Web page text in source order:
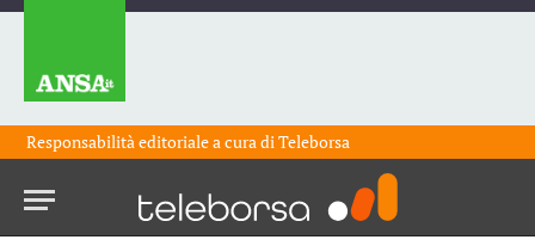
Responsabilità editoriale a cura diTeleborsa